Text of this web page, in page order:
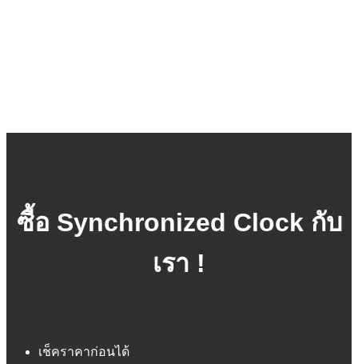
ซื้อ Synchronized Clock กับ
เรา !
เช็คราคาก่อนได้